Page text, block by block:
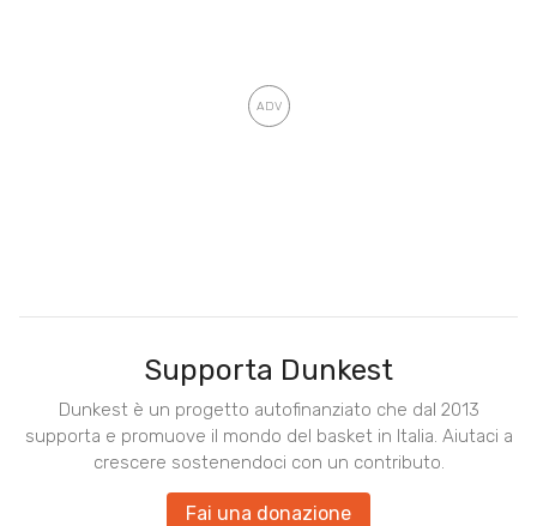
Supporta Dunkest
Dunkest è un progetto autofinanziato che dal 2013
supporta e promuove il mondo del basket in Italia. Aiutaci a
crescere sostenendoci con un contributo.
Fai una donazione